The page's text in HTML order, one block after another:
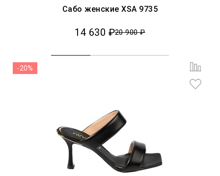
Сaбо женские XSA 9735
14 630 ₽20 900 ₽
-20%